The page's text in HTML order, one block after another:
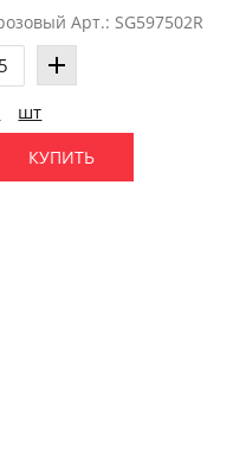
Арт.: SG597502R
шт
КУПИТЬ